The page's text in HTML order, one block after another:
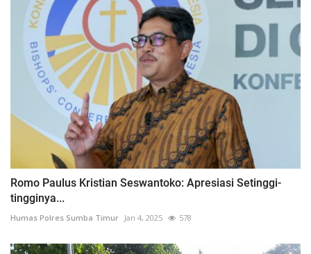
Romo Paulus Kristian Seswantoko: Apresiasi Setinggi-
tingginya...
Humas Polres Sumba Timur Jan 4, 2025 578